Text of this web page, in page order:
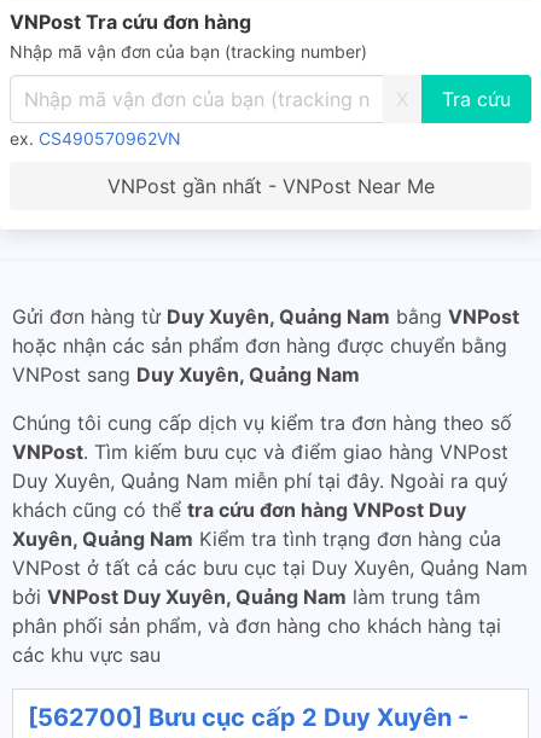
VNPost Tra cứu đơn hàng
Nhập mã vận đơn của bạn (tracking number)
X
ex. CS490570962VN
VNPost gần nhất - VNPost Near Me
Gửi đơn hàng từ Duy Xuyên, Quảng Nam bằng VNPost
hoặc nhận các sản phẩm đơn hàng được chuyển bằng
VNPost sang Duy Xuyên, Quảng Nam
Chúng tôi cung cấp dịch vụ kiểm tra đơn hàng theo số
VNPost. Tìm kiếm bưu cục và điểm giao hàng VNPost
Duy Xuyên, Quảng Nam miễn phí tại đây. Ngoài ra quý
khách cũng có thể tra cứu đơn hàng VNPost Duy
Xuyên, Quảng Nam Kiểm tra tình trạng đơn hàng của
VNPost ở tất cả các bưu cục tại Duy Xuyên, Quảng Nam
bởi VNPost Duy Xuyên, Quảng Nam làm trung tâm
phân phối sản phẩm, và đơn hàng cho khách hàng tại
các khu vực sau
[562700] Bưu cục cấp 2 Duy Xuyên -